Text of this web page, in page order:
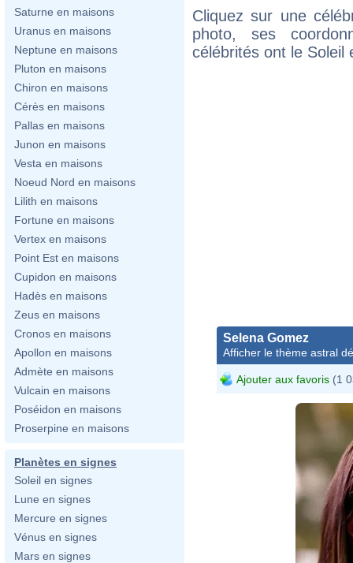
Saturne en maisons
Uranus en maisons
Neptune en maisons
Pluton en maisons
Chiron en maisons
Cérès en maisons
Pallas en maisons
Junon en maisons
Vesta en maisons
Noeud Nord en maisons
Lilith en maisons
Fortune en maisons
Vertex en maisons
Point Est en maisons
Cupidon en maisons
Hadès en maisons
Zeus en maisons
Cronos en maisons
Apollon en maisons
Admète en maisons
Vulcain en maisons
Poséidon en maisons
Proserpine en maisons
Planètes en signes
Soleil en signes
Lune en signes
Mercure en signes
Vénus en signes
Mars en signes
Cliquez sur une
photo, ses
célébrités ont le Soleil
Selena Gomez
Afficher le thème astral
Ajouter aux favoris (1